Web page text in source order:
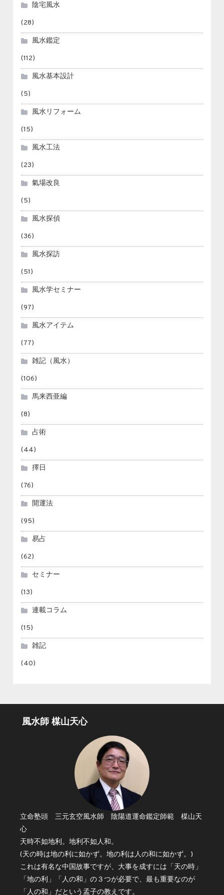
陰宅風水
(28)
風水鑑定
(112)
風水基本設計
(5)
風水リフォーム
(15)
風水工法
(23)
氣場改良
(5)
風水探偵
(36)
風水探訪
(51)
風水学セミナー
(97)
風水アイテム
(77)
雑記（風水）
(106)
馬来西亜編
(8)
占術
(44)
擇日
(76)
開運法
(95)
易占
(62)
セミナー
(13)
連載コラム
(15)
雑記
(40)
風水師 楳山天心
立命塾頭 三元玄空風水師 陰陽道運命鑑定師範 楳山天
心
天時不如地利。地利不如人和。
(天の時は地の利に如かず。地の利は人の和に如かず。)
これは有名な中国故事ですが、大事を成すには「天の時」
「地の利」「人の和」の３つが必要で、最も重要なのが
「人の和」だという孟子の教えです。